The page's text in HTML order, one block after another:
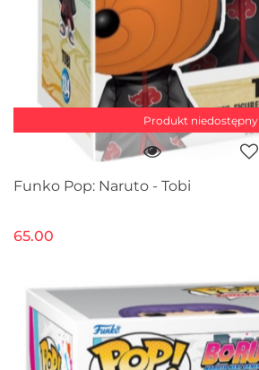
Produkt niedostępny
Funko Pop: Naruto - Tobi
65.00